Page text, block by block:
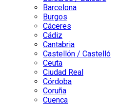
Barcelona
Burgos
Cáceres
Cádiz
Cantabria
Castellón / Castelló
Ceuta
Ciudad Real
Córdoba
Coruña
Cuenca